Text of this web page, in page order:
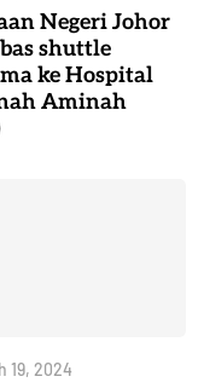
Negeri Johor
shuttle
ke Hospital
Aminah
19, 2024